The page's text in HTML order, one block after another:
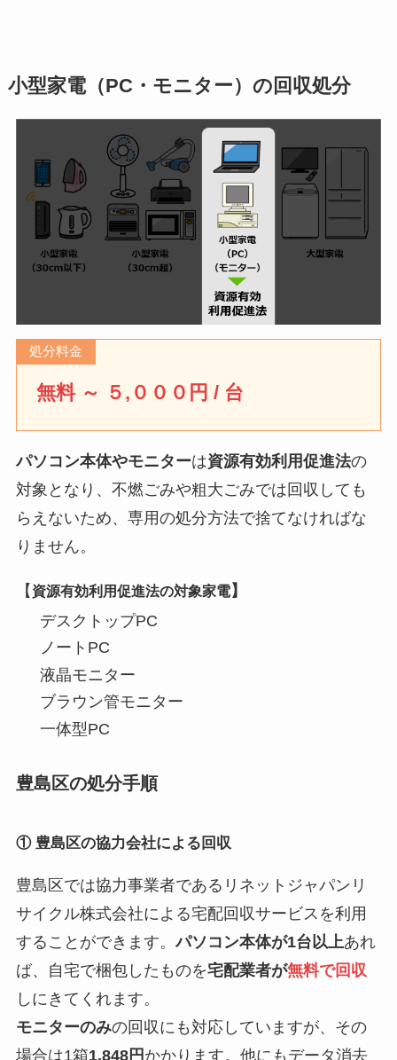
番9号は除く）
東池袋
３丁目１番・
１６番～２３
番
第1・3火
東池袋
３丁目２番～
１５番
東池袋 ４・５丁目
１丁目１番～
１６番
南池袋
１丁目１７番
～２９番
番・２４番１
号・28番～49
番
南池袋
～２７番（２
く）
南池袋
南大塚 １・２丁目
２４番
～３７番
南大塚
３丁目３８番
～５５番
第1・3土
南長崎 １～３丁目 第2・4木
目白 １～５丁目 第2・4木
小型家電（PC・モニター）の回収処分
処分料金
無料 ～ ５,０００円 / 台
パソコン本体やモニターは資源有効利用促進法の
対象となり、不燃ごみや粗大ごみでは回収しても
らえないため、専用の処分方法で捨てなければな
りません。
【 資源有効利用促進法の対象家電】
デスクトップPC
ノートPC
液晶モニター
ブラウン管モニター
一体型PC
豊島区の処分手順
① 豊島区の協力会社による回収
豊島区では協力事業者であるリネットジャパンリ
サイクル株式会社による宅配回収サービスを利用
することができます。パソコン本体が1台以上あれ
ば、自宅で梱包したものを宅配業者が無料で回収
しにきてくれます。
モニターのみの回収にも対応していますが、その
場合は1箱1,848円 かかります。他にもデータ消去